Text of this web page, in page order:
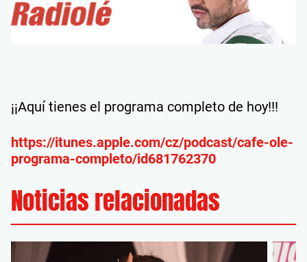
¡¡Aquí tienes el programa completo de hoy!!!
https://itunes.apple.com/cz/podcast/cafe-ole-
programa-completo/id681762370
Noticias relacionadas